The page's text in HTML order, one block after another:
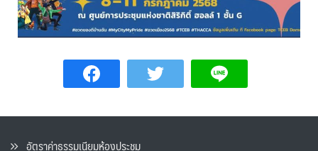
อัตราค่าธรรมเนียมห้องประชุม